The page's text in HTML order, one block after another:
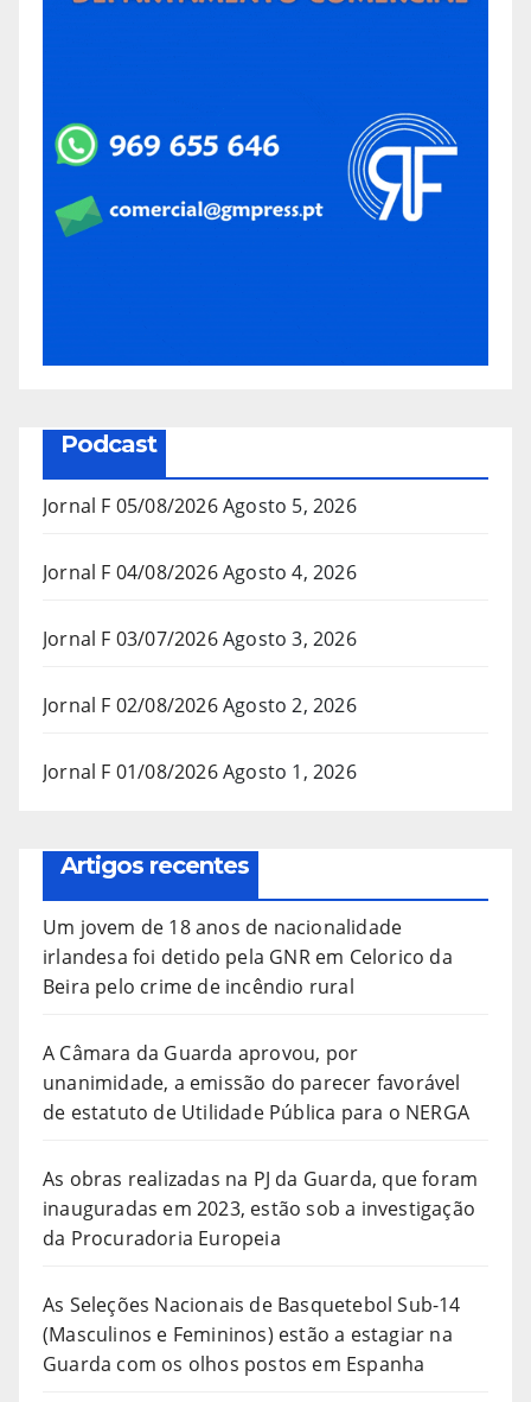
Podcast
Jornal F 05/08/2026Agosto 5, 2026
Jornal F 04/08/2026Agosto 4, 2026
Jornal F 03/07/2026Agosto 3, 2026
Jornal F 02/08/2026Agosto 2, 2026
Jornal F 01/08/2026Agosto 1, 2026
Artigos recentes
Um jovem de 18 anos de nacionalidade
irlandesa foi detido pela GNR em Celorico da
Beira pelo crime de incêndio rural
A Câmara da Guarda aprovou, por
unanimidade, a emissão do parecer favorável
de estatuto de Utilidade Pública para o NERGA
As obras realizadas na PJ da Guarda, que foram
inauguradas em 2023, estão sob a investigação
da Procuradoria Europeia
As Seleções Nacionais de Basquetebol Sub-14
(Masculinos e Femininos) estão a estagiar na
Guarda com os olhos postos em Espanha